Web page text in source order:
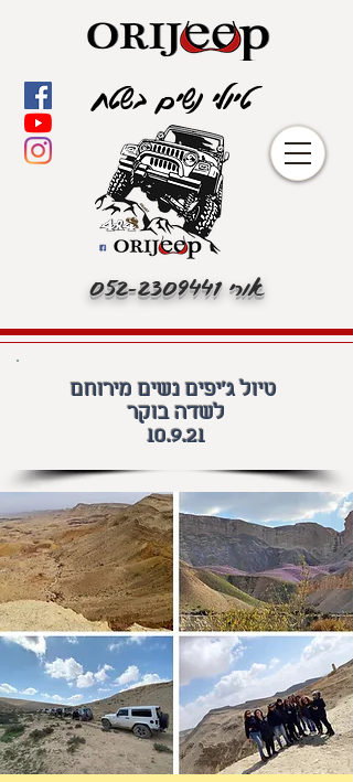
אורי052-2309441
טיולי נשים בשטח
טיול ג'יפים נשים מירוחם
לשדה בוקר
10.9.21